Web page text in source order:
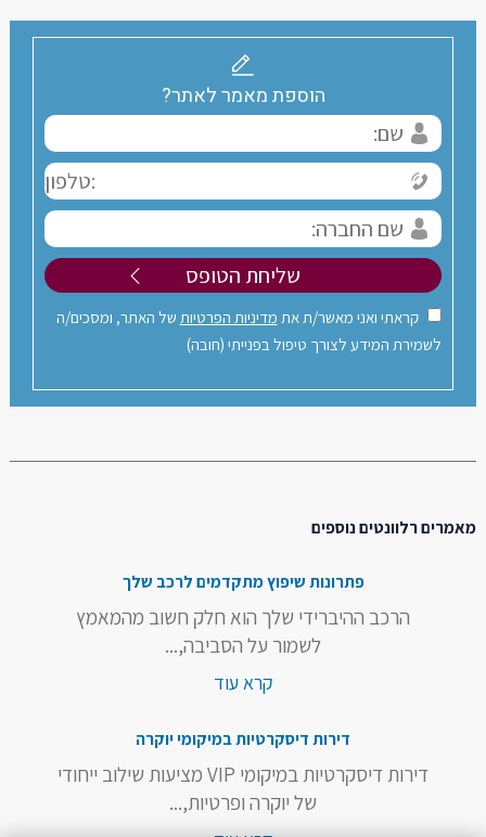
הוספת מאמר לאתר?
קראתי ואני מאשר/ת את מדיניות הפרטיות של האתר, ומסכים/ה
לשמירת המידע לצורך טיפול בפנייתי (חובה)
מאמרים רלוונטים נוספים
פתרונות שיפוץ מתקדמים לרכב שלך
הרכב ההיברידי שלך הוא חלק חשוב מהמאמץ
לשמור על הסביבה,...
קרא עוד
דירות דיסקרטיות במיקומי יוקרה
דירות דיסקרטיות במיקומי VIP מציעות שילוב ייחודי
של יוקרה ופרטיות,...